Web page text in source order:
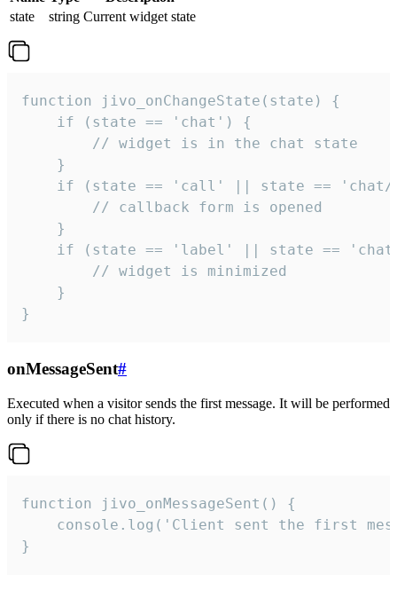
state
string Current widget state
function jivo_onChangeState(state) {
    if (state == 'chat') {
        // widget is in the chat state
    }
if (state == 'call' || state ==
        // callback form is opened
    }
if (state == 'label' || state ==
        // widget is minimized
    }
}
onMessageSent#
Executed when a visitor sends the first message. It will be performed
only if there is no chat history.
function jivo_onMessageSent() {
console.log('Client sent the first
}